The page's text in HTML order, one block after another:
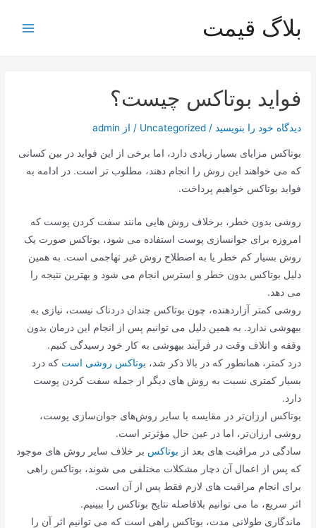
محتوا
بلاگ قیمت
فواید بوتاکس چیست؟
دیدگاه‌ خود را بنویسید /
Uncategorized / از admin
بوتاکس مزایای بسیار زیادی دارد، اما برخی از این فواید در بین کسانی
که می خواهند این روش را انجام دهند، مطلوب تر است. در ادامه به
فواید بوتاکس خواهیم پرداخت.
روشی بدون خطر، برخلاف روش هایی مانند سفت کردن پوست که
امروزه برای جوانسازی پوست استفاده می شود، بوتاکس صورت یک
روش بسیار کم خطر یا به اصطلاح روش غیر تهاجمی است. به همین
دلیل بوتاکس بدون خطر و استرس انجام می شود و بهترین نتیجه را
می دهد.
روشی کمتر آزاردهنده، چون بوتاکس چندان دردناک نیست، نیازی به
بیهوشی ندارد. به همین دلیل می توانیم پس از انجام این درمان بدون
وقفه و اتلاف وقت در فرآیند بیهوشی به کار خود رسیدگی کنیم.
درد کمتر، همانطور که در بالا ذکر شد، بوتاکس روشی است که درد
بسیار کمتری نسبت به روش های دیگر از جمله سفت کردن پوست
دارد.
بوتاکس ارزان‌تر در مقایسه با سایر روش‌های جوان‌سازی پوست،
روشی ارزان‌تر، اما در عین حال مؤثرتر است.
سادگی در مراقبت های بعد از بوتاکس بر خلاف سایر روش های موجود
که پس از اعمال آن دچار مشکلات مختلفی می شوند، بوتاکس راهی
برای انجام مراقبت های لازم فقط پس از آن است.
اثر سریع، ما می توانیم بلافاصله نتایج بوتاکس را ببینیم.
ماندگاری طولانی مدت، بوتاکس راهی است که می توانیم اثر آن را